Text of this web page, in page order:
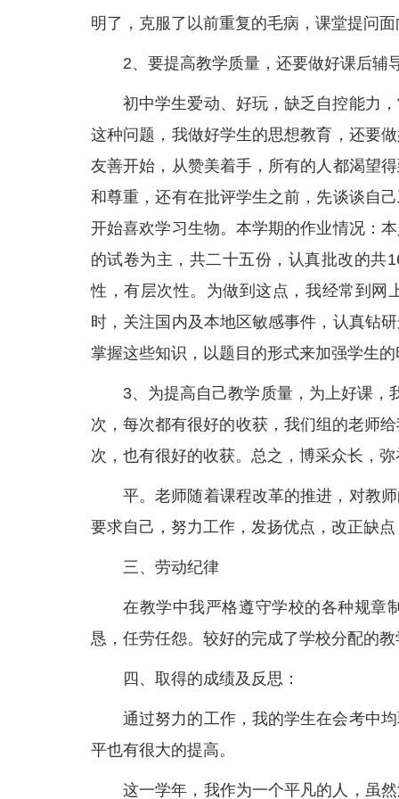
明了，克服了以前重复的毛病，课堂提问
2、要提高教学质量，还要做好课后辅
初中学生爱动、好玩，缺乏自控能力
这种问题，我做好学生的思想教育，还要
友善开始，从赞美着手，所有的人都渴望
和尊重，还有在批评学生之前，先谈谈自
开始喜欢学习生物。本学期的作业情况：
的试卷为主，共二十五份，认真批改的共
性，有层次性。为做到这点，我经常到网
时，关注国内及本地区敏感事件，认真钻
掌握这些知识，以题目的形式来加强学生
3、为提高自己教学质量，为上好课
次，每次都有很好的收获，我们组的老师
次，也有很好的收获。总之，博采众长，
平。老师随着课程改革的推进，对教
要求自己，努力工作，发扬优点，改正缺
三、劳动纪律
在教学中我严格遵守学校的各种规章
恳，任劳任怨。较好的完成了学校分配的
四、取得的成绩及反思：
通过努力的工作，我的学生在会考中
平也有很大的提高。
这一学年，我作为一个平凡的人，虽